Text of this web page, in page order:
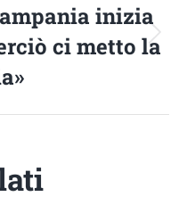
inizia
ci metto la